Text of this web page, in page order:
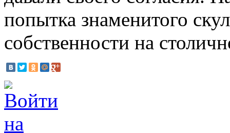
попытка знаменитого
собственности на